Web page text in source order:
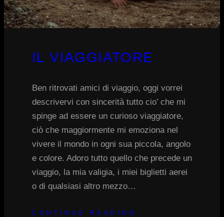
IL VIAGGIATORE
Ben ritrovati amici di viaggio, oggi vorrei
descrivervi con sincerità tutto cio’ che mi
spinge ad essere un curioso viaggiatore,
ciò che maggiormente mi emoziona nel
vivere il mondo in ogni sua piccola, angolo
e colore. Adoro tutto quello che precede un
viaggio, la mia valigia, i miei biglietti aerei
o di qualsiasi altro mezzo…
CONTINUE READING